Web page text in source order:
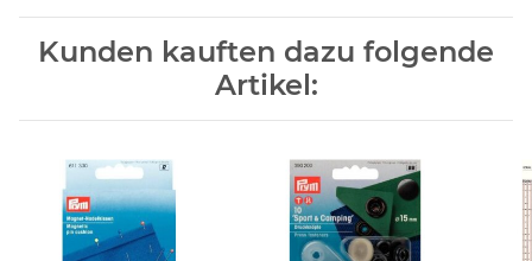
Kunden kauften dazu folgende
Artikel: